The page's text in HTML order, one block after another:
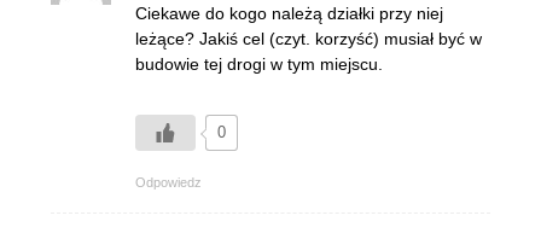
Ciekawe do kogo należą działki przy niej
leżące? Jakiś cel (czyt. korzyść) musiał być w
budowie tej drogi w tym miejscu.
0
Odpowiedz